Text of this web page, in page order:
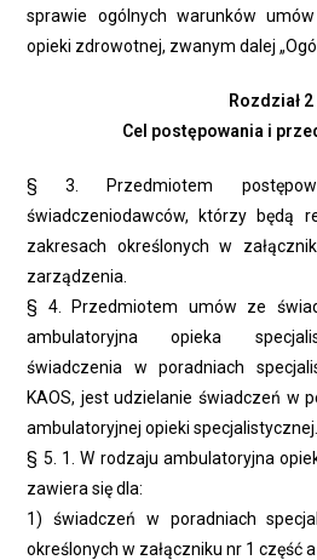
sprawie ogólnych warunków
opieki zdrowotnej, zwanym dalej
Rozdział 2
Cel postępowania i
§ 3. Przedmiotem
świadczeniodawców, którzy będą
zakresach określonych w
zarządzenia.
§ 4. Przedmiotem umów ze
ambulatoryjna opieka
świadczenia w poradniach
KAOS, jest udzielanie świadczeń w
ambulatoryjnej opieki specjalistycznej.
§ 5. 1. W rodzaju ambulatoryjna
zawiera się dla:
1) świadczeń w poradniach
określonych w załączniku nr 1 część